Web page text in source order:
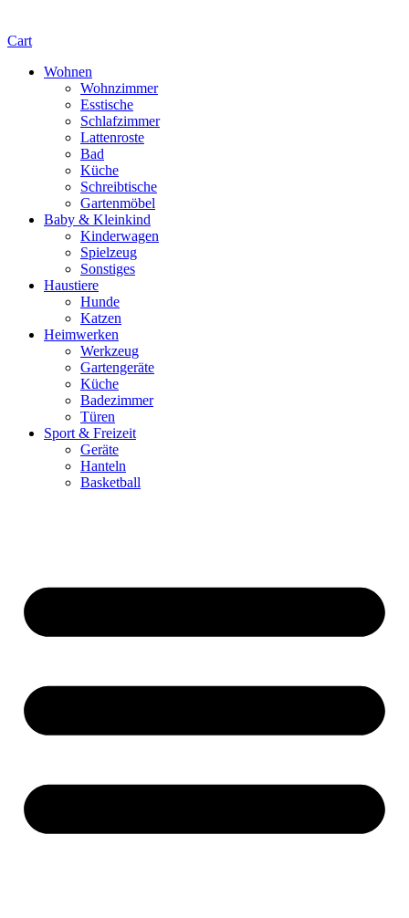
Cart
Wohnen
Wohnzimmer
Esstische
Schlafzimmer
Lattenroste
Bad
Küche
Schreibtische
Gartenmöbel
Baby & Kleinkind
Kinderwagen
Spielzeug
Sonstiges
Haustiere
Hunde
Katzen
Heimwerken
Werkzeug
Gartengeräte
Küche
Badezimmer
Türen
Sport & Freizeit
Geräte
Hanteln
Basketball